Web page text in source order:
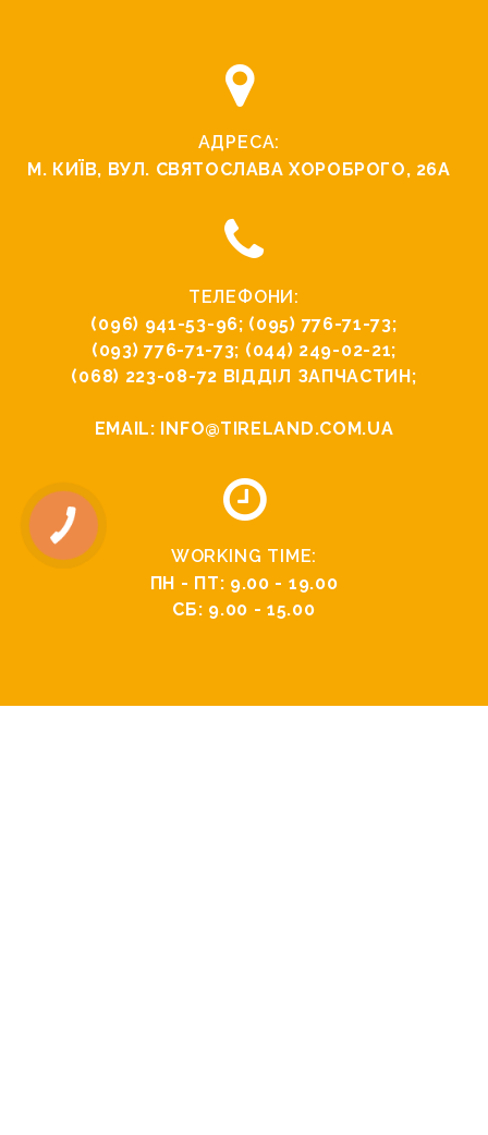
АДРЕСА:
М. КИЇВ, ВУЛ. СВЯТОСЛАВА ХОРОБРОГО, 26А
ТЕЛЕФОНИ:
(096) 941-53-96; (095) 776-71-73;
(093) 776-71-73; (044) 249-02-21;
(068) 223-08-72 ВІДДІЛ ЗАПЧАСТИН;
EMAIL: INFO@TIRELAND.COM.UA
WORKING TIME:
ПН - ПТ: 9.00 - 19.00
СБ: 9.00 - 15.00